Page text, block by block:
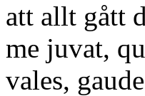
att allt gått
me juvat,
vales,